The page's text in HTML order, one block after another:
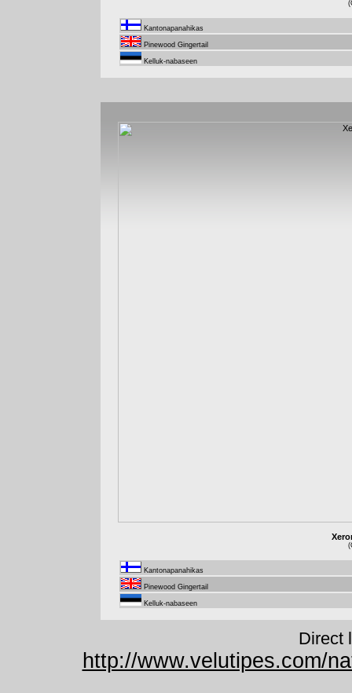
Kantonapanahikas
Pinewood Gingertail
Kelluk-nabaseen
Kantonapanahikas
Pinewood Gingertail
Kelluk-nabaseen
Direct
http://www.velutipes.com/